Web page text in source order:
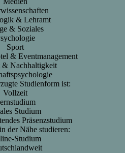
& Lehramt
& Soziales
Sport
& Eventmanagement
Nachhaltigkeit
Studienform ist:
Vollzeit
Studium
Präsenzstudium
der Nähe studieren:
Studium